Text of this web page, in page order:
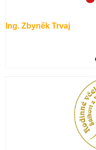
Ing. Zbyněk Trvaj